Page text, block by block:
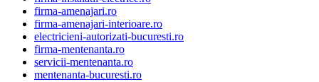
firma-amenajari.ro
firma-amenajari-interioare.ro
electricieni-autorizati-bucuresti.ro
firma-mentenanta.ro
servicii-mentenanta.ro
mentenanta-bucuresti.ro